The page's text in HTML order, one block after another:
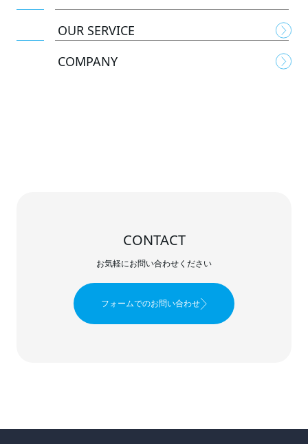
OUR SERVICE
COMPANY
CONTACT
お気軽にお問い合わせください
フォームでのお問い合わせ